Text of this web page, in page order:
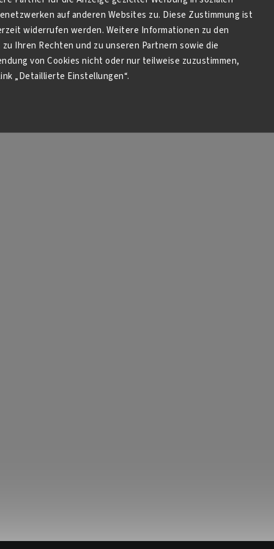
auf anderen Websites zu. Diese Zustimmung ist
widerrufen werden. Weitere Informationen zu den
Ihren Rechten und zu unseren Partnern sowie die
von Cookies nicht oder nur teilweise zuzustimmen,
„Detaillierte Einstellungen“.